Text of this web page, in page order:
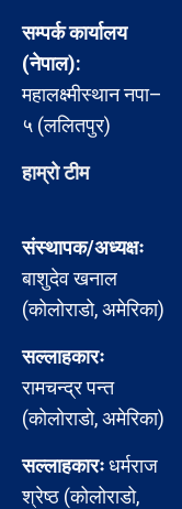
सम्पर्क कार्यालय
(नेपाल):
महालक्ष्मीस्थान नपा–
५ (ललितपुर)
हाम्रो टीम
संस्थापक/अध्यक्षः
बाशुदेव खनाल
(कोलोराडो, अमेरिका)
सल्लाहकारः
रामचन्द्र पन्त
(कोलोराडो, अमेरिका)
सल्लाहकारःधर्मराज
श्रेष्ठ (कोलोराडो,